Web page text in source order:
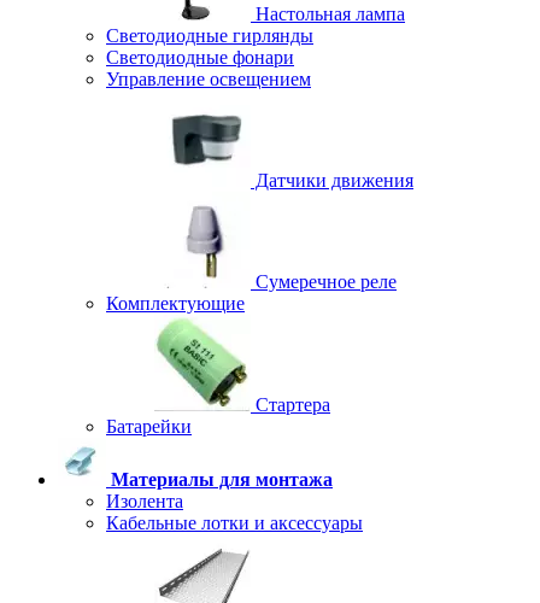
Настольная лампа
Светодиодные гирлянды
Светодиодные фонари
Управление освещением
Датчики движения
Сумеречное реле
Комплектующие
Стартера
Батарейки
Материалы для монтажа
Изолента
Кабельные лотки и аксессуары